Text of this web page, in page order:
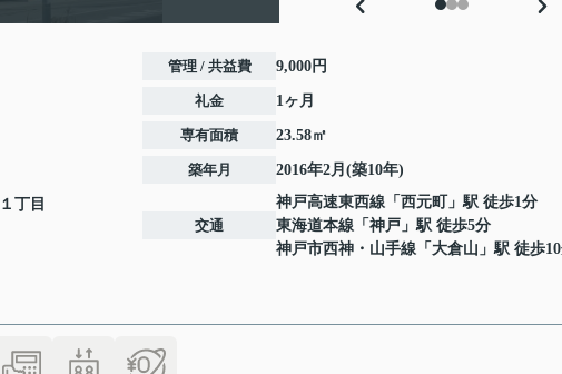
１丁目
管理 / 共益費 9,000円
礼金 1ヶ月
専有面積 23.58㎡
築年月 2016年2月(築10年)
交通
神戸高速東西線 「 西元町
」駅 徒歩1分
東海道本線 「 神戸 」駅 徒歩5分
神戸市西神・山手線 「 大倉山 」駅 徒歩